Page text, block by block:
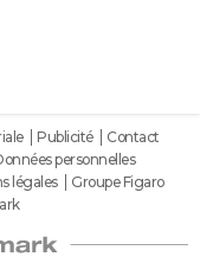
Publicité
Contact
personnelles
légales
Groupe Figaro